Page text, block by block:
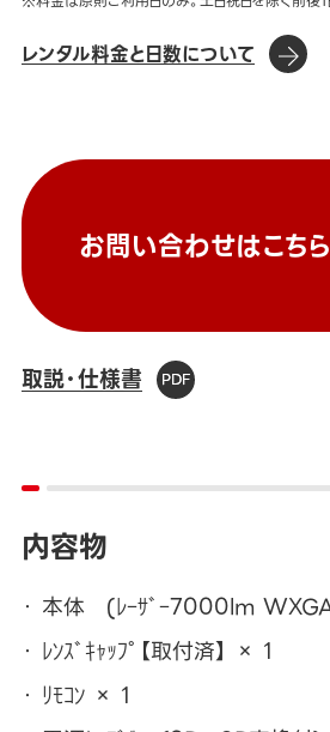
レンタル料金と日数について
お問い合わせはこち
取説・仕様書
内容物
本体 (ﾚｰｻﾞｰ7000lm
ﾚﾝｽﾞｷｬｯﾌﾟ【取付済】 × 1
ﾘﾓｺﾝ × 1